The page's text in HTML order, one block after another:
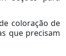
coloração de
que precisam